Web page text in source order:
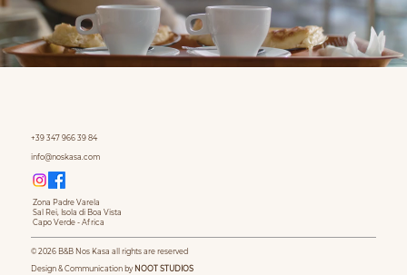
Zona Padre Varela
Sal Rei, Isola di Boa Vista
Capo Verde - Africa
+39 347 966 39 84
info@noskasa.com
© 2026 B&B Nos Kasa all rights are reserved
Design & Communication by NOOT STUDIOS